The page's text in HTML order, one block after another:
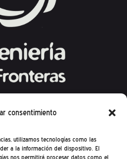
consentimiento
utilizamos tecnologías como las
a la información del dispositivo. El
nos permitirá procesar datos como el
de Ingeniería Sin
4 – 08004 Barcelona